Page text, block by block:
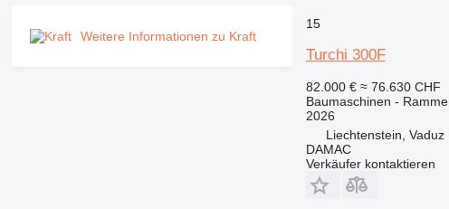
E-series
Weitere Informationen zu Kraft
15
Turchi 300F
82.000 € ≈ 76.630 CHF
Baumaschinen - Ramme
2026
Liechtenstein, Vaduz
DAMAC
Verkäufer kontaktieren